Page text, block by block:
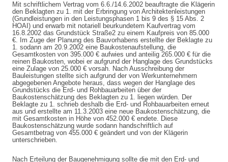
Mit schriftlichem Vertrag vom 6.6./14.6.2002 beauftragte die Klägerin
den Beklagten zu 1. mit der Erbringung von Architektenleistungen
(Grundleistungen in den Leistungsphasen 1 bis 9 des § 15 Abs. 2
HOAI) und erwarb mit notariell beurkundetem Kaufvertrag vom
16.8.2002 das Grundstück Straße2 zu einem Kaufpreis von 85.000
€. Im Zuge der Planung des Bauvorhabens erstellte der Beklagte zu
1. sodann am 20.9.2002 eine Baukostenaufstellung, die
Gesamtkosten von 395.000 € aufwies und anteilig 265.000 € für die
reinen Baukosten, wobei er aufgrund der Hanglage des Grundstücks
eine Zulage von 25.000 € vorsah. Nach Ausschreibung der
Bauleistungen stellte sich aufgrund der von Werkunternehmern
abgegebenen Angebote heraus, dass wegen der Hanglage des
Grundstücks die Erd- und Rohbauarbeiten über der
Baukostenschätzung des Beklagten zu 1. liegen würden. Der
Beklagte zu 1. schrieb deshalb die Erd- und Rohbauarbeiten erneut
aus und erstellte am 11.3.2003 eine neue Baukostenschätzung, die
mit Gesamtkosten in Höhe von 452.000 € endete. Diese
Baukostenschätzung wurde sodann handschriftlich auf
Gesamtbetrag von 455.000 € geändert und von der Klägerin
unterschrieben.
Nach Erteilung der Baugenehmigung sollte die mit den Erd- und